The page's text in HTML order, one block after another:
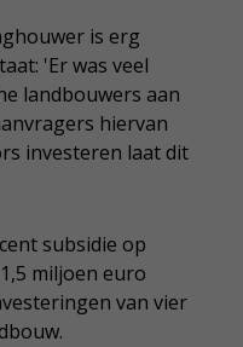
is erg
'Er was veel
landbouwers aan
hiervan
investeren laat dit
subsidie op
miljoen euro
van vier